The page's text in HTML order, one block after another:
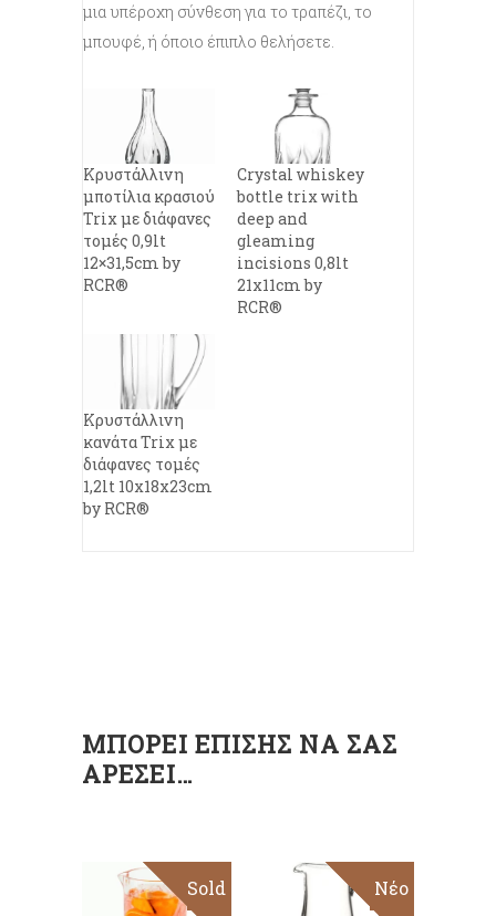
μια υπέροχη σύνθεση για το τραπέζι, το
μπουφέ, ή όποιο έπιπλο θελήσετε.
Κρυστάλλινη
μποτίλια κρασιού
Trix με διάφανες
τομές 0,9lt
12×31,5cm by
RCR®
Crystal whiskey
bottle trix with
deep and
gleaming
incisions 0,8lt
21x11cm by
RCR®
Κρυστάλλινη
κανάτα Trix με
διάφανες τομές
1,2lt 10x18x23cm
by RCR®
ΜΠΟΡΕΊ ΕΠΊΣΗΣ ΝΑ ΣΑΣ
ΑΡΈΣΕΙ…
Sale
Sold Sale
Sold
Νέο